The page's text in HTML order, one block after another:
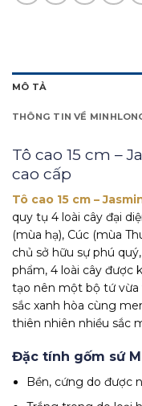
MÔ TẢ
THÔNG TIN VỀ
Tô cao 15 cm –
cao cấp
Tô cao 15 cm –
quy tụ 4 loài cây đại
(mùa hạ), Cúc (mùa
chủ sở hữu sự phú
phẩm, 4 loài cây được
tạo nên một bộ tứ
sắc xanh hòa cùng
thiên nhiên nhiều sắc
Đặc tính gốm sứ
Bền, cứng do được